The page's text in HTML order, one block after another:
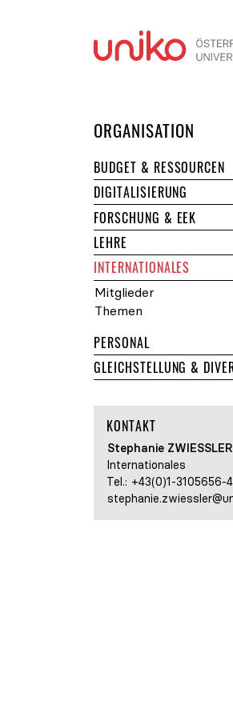
ORGANISATION
BUDGET & RESSOURCEN
DIGITALISIERUNG
FORSCHUNG & EEK -
LEHRE
INTERNATIONALES -
Mitglieder
Themen
PERSONAL - STARTSEITE
GLEICHSTELLUNG &
KONTAKT
Stephanie ZWIESSLER
Internationales
Tel.: +43(0)1-3105656-